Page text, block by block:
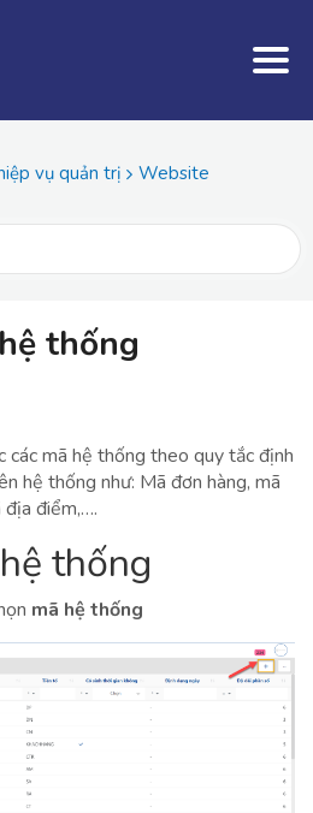
vụ quản trị
Website
thống
các mã hệ thống theo quy tắc định
hệ thống như: Mã đơn hàng, mã
địa điểm,….
thống
mã hệ thống